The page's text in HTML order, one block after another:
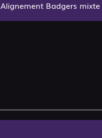
Alignement Badgers mixte